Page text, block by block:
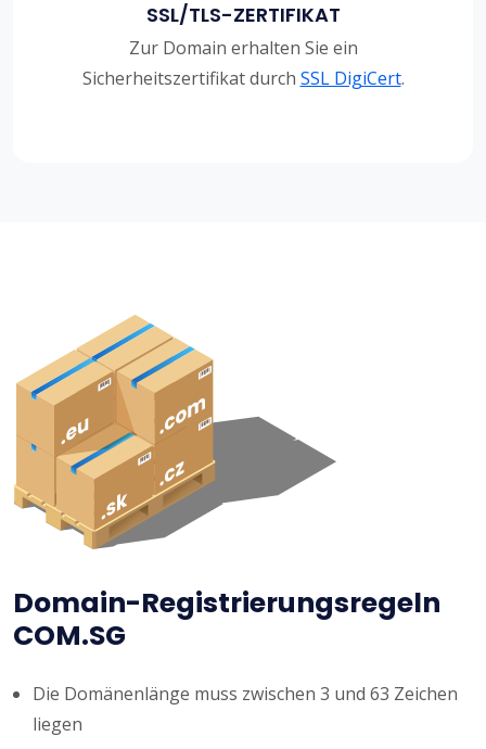
SSL/TLS-ZERTIFIKAT
Zur Domain erhalten Sie ein
Sicherheitszertifikat durch SSL DigiCert.
Domain-Registrierungsregeln
COM.SG
Die Domänenlänge muss zwischen 3 und 63 Zeichen
liegen